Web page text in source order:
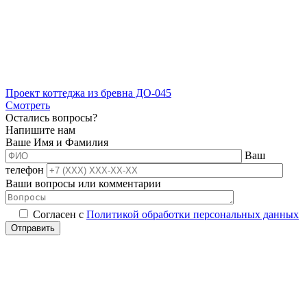
Проект коттеджа из бревна ДО-045
Смотреть
Остались вопросы?
Напишите нам
Ваше Имя и Фамилия
Ваш
телефон
Ваши вопросы или комментарии
Согласен с Политикой обработки персональных данных